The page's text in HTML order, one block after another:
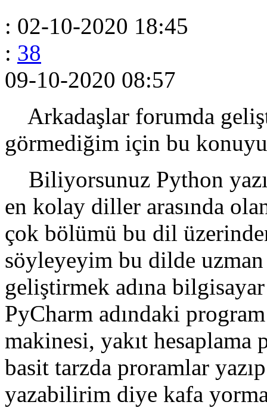
: 02-10-2020 18:45
: 38
09-10-2020 08:57
Arkadaşlar forumda
görmediğim için bu
Biliyorsunuz Python
en kolay diller arasında
çok bölümü bu dil
söyleyeyim bu dilde
geliştirmek adına
PyCharm adındaki
makinesi, yakıt
basit tarzda proramlar
yazabilirim diye kafa